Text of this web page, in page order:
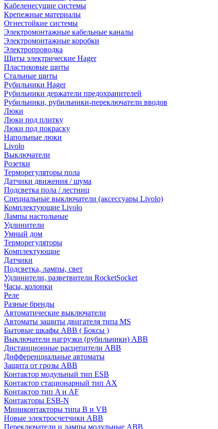
Кабеленесущие системы
Крепежные материалы
Огнестойкие системы
Электромонтажные кабельные каналы
Электромонтажные коробки
Электропроводка
Щиты электрические Hager
Пластиковые щиты
Стальные щиты
Рубильники Hager
Рубильники держатели предохранителей
Рубильники, рубильники-переключатели вводов
Люки
Люки под плитку
Люки под покраску
Напольные люки
Livolo
Выключатели
Розетки
Терморегуляторы пола
Датчики движения / шума
Подсветка пола / лестниц
Специальные выключатели (аксессуары Livolo)
Комплектующие Livolo
Лампы настольные
Удлинители
Умный дом
Терморегуляторы
Комплектующие
Датчики
Подсветка, лампы, свет
Удлинители, разветвители RocketSocket
Часы, колонки
Реле
Разные бренды
Автоматические выключатели
Автоматы защиты двигателя типа MS
Бытовые шкафы ABB ( Боксы )
Выключатели нагрузки (рубильники) ABB
Дистанционные расцепители ABB
Дифференциальные автоматы
Защита от грозы ABB
Контактор модульный тип ESB
Контактор стационарный тип AX
Контактор тип A и AF
Контакторы ESB-N
Миниконтакторы типа B и VB
Новые электросчетчики ABB
Переключатели и лампы модульные ABB